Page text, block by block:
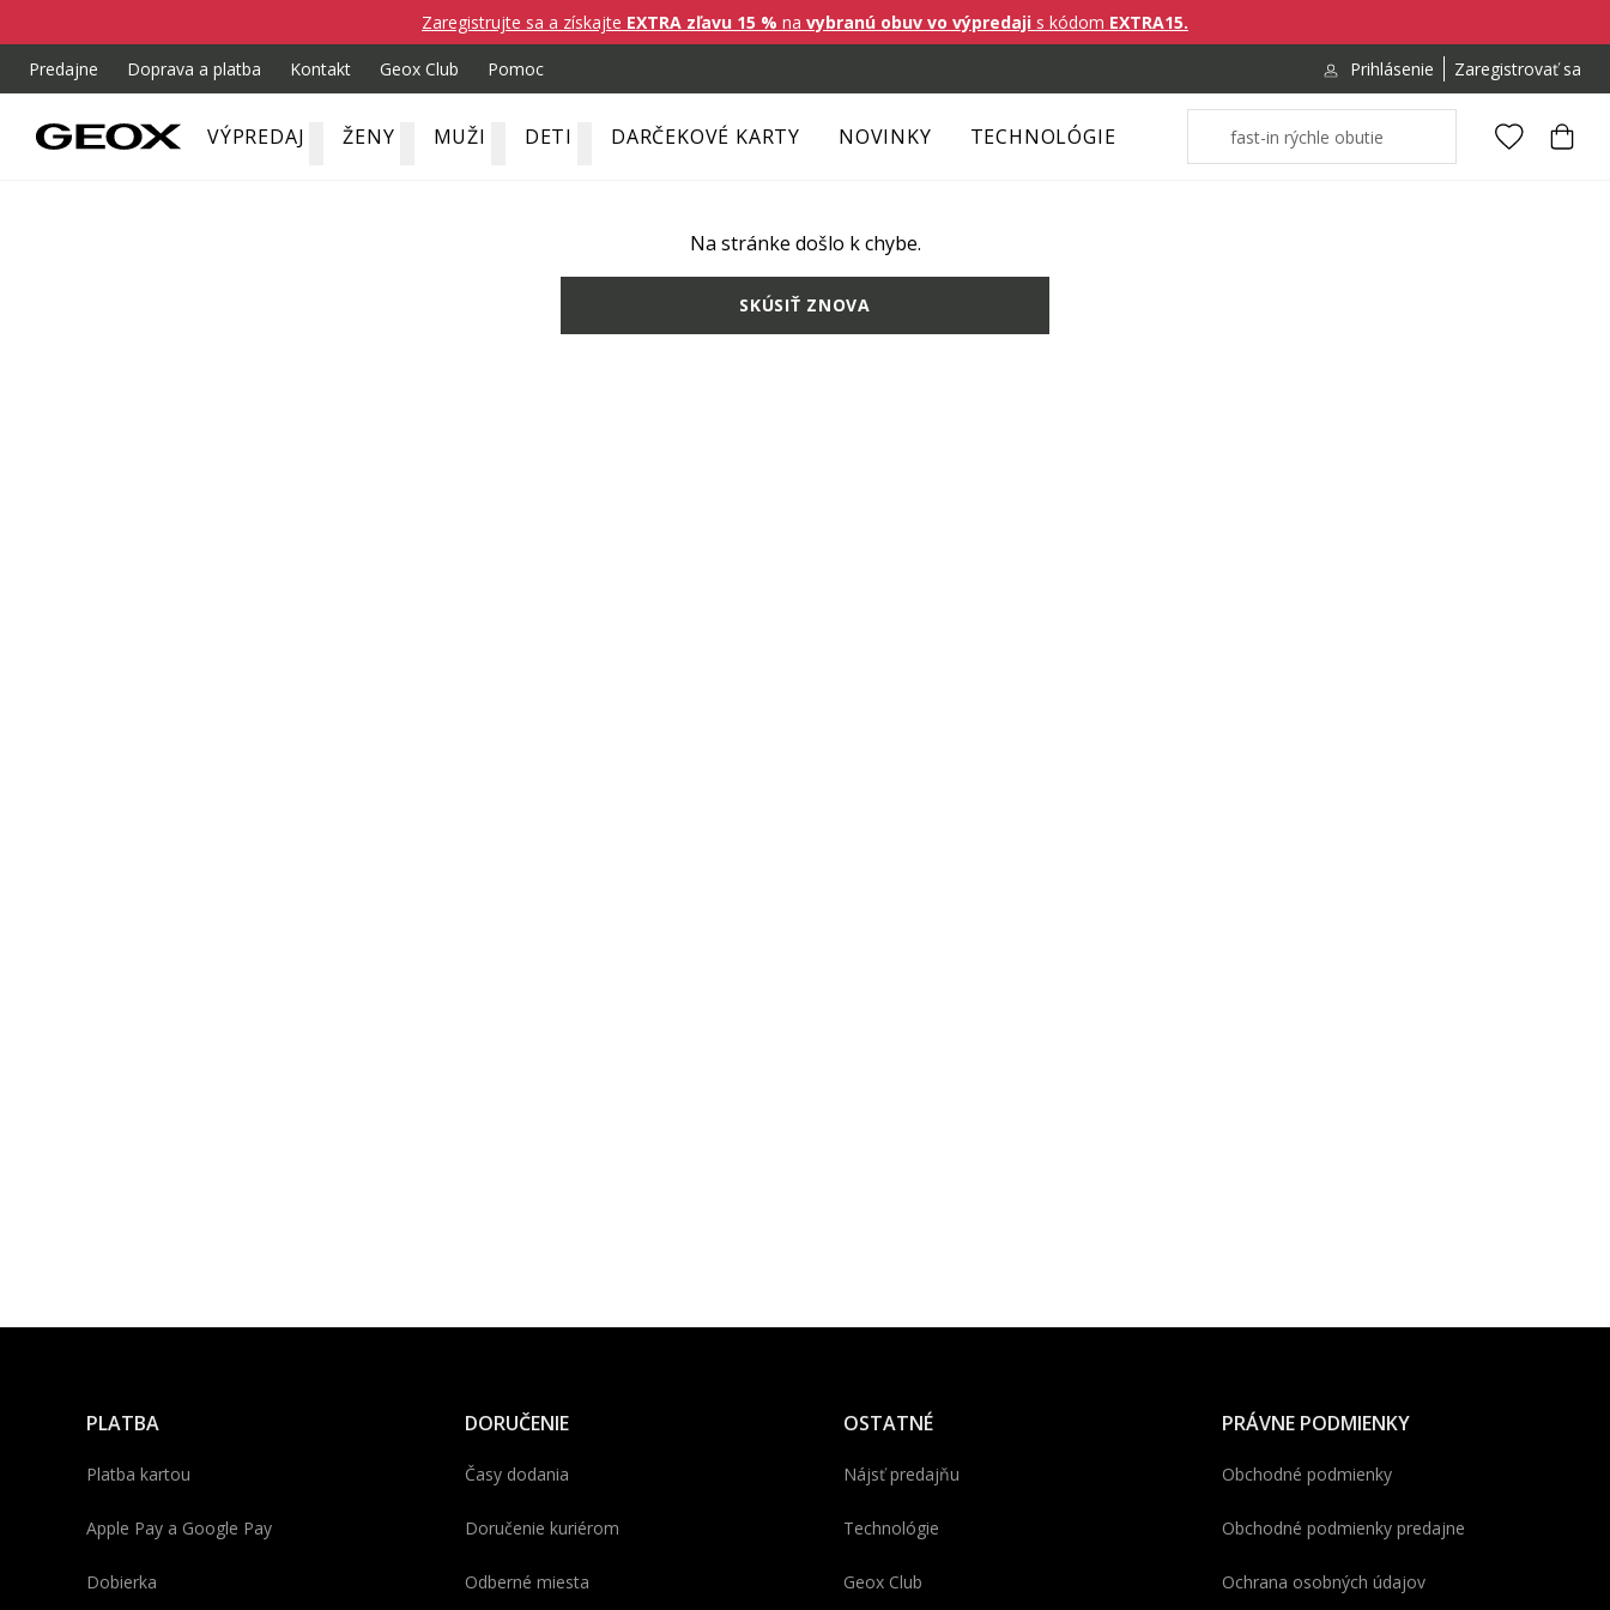
Zaregistrujte sa a získajte EXTRA zľavu 15 % na vybranú obuv vo výpredaji s kódom EXTRA15.
Predajne Doprava a platba Kontakt Geox Club Pomoc Prihlásenie Zaregistrovať sa
VÝPREDAJ ŽENY MUŽI DETI DARČEKOVÉ KARTY NOVINKY TECHNOLÓGIE
Na stránke došlo k chybe.
SKÚSIŤ ZNOVA
PLATBA
Platba kartou
Apple Pay a Google Pay
Dobierka
DORUČENIE
Časy dodania
Doručenie kuriérom
Odberné miesta
OSTATNÉ
Nájsť predajňu
Technológie
Geox Club
PRÁVNE PODMIENKY
Obchodné podmienky
Obchodné podmienky predajne
Ochrana osobných údajov